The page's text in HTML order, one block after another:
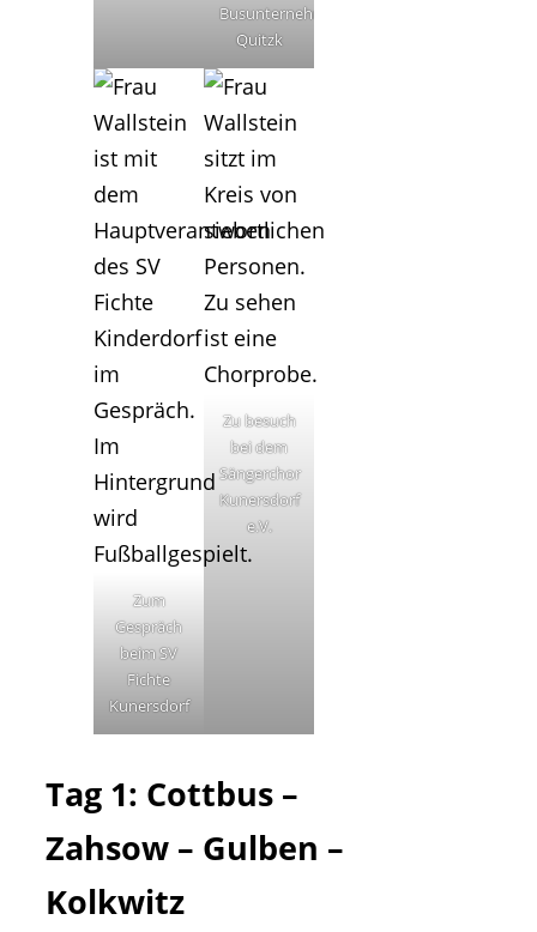
Busunternehmen
Quitzk
Zum
Gespräch
beim SV
Fichte
Kunersdorf
Zu besuch
bei dem
Sängerchor
Kunersdorf
e.V.
Tag 1: Cottbus –
Zahsow – Gulben –
Kolkwitz